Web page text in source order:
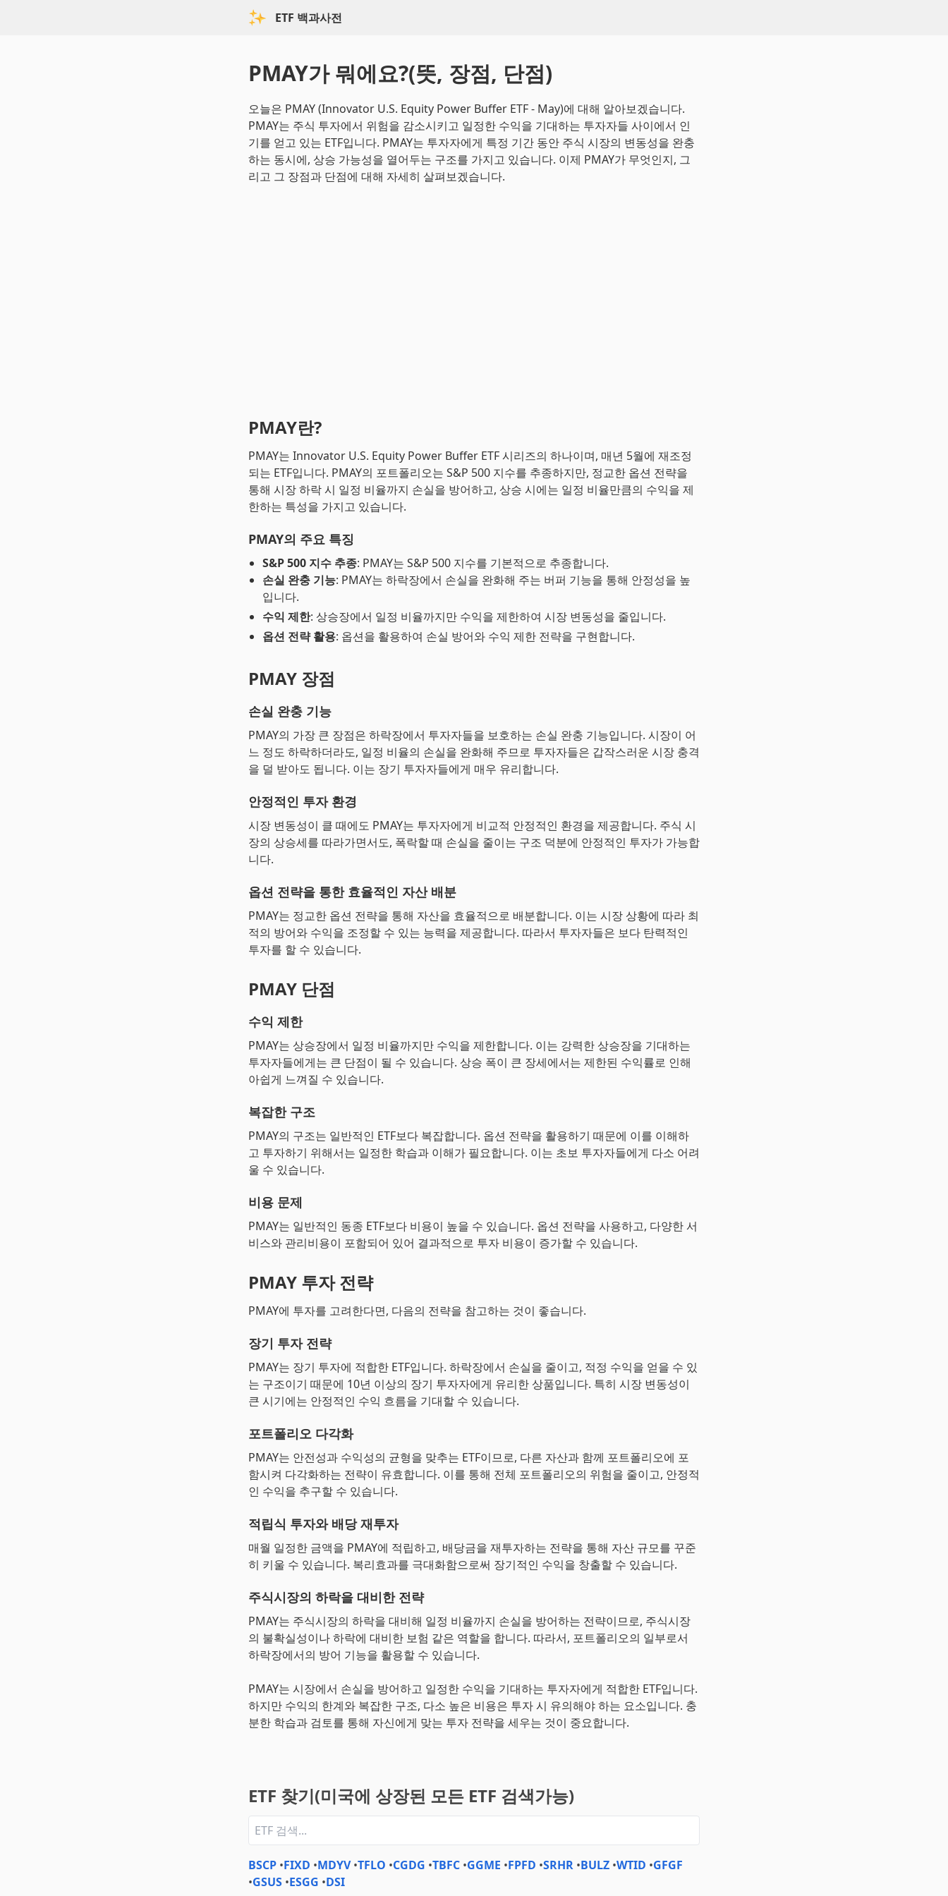
ETF 백과사전
PMAY가 뭐에요?(뜻, 장점, 단점)
오늘은 PMAY (Innovator U.S. Equity Power Buffer ETF - May)에 대해 알아보겠습니다.
PMAY는 주식 투자에서 위험을 감소시키고 일정한 수익을 기대하는 투자자들 사이에서 인
기를 얻고 있는 ETF입니다. PMAY는 투자자에게 특정 기간 동안 주식 시장의 변동성을 완충
하는 동시에, 상승 가능성을 열어두는 구조를 가지고 있습니다. 이제 PMAY가 무엇인지, 그
리고 그 장점과 단점에 대해 자세히 살펴보겠습니다.
PMAY란?
PMAY는 Innovator U.S. Equity Power Buffer ETF 시리즈의 하나이며, 매년 5월에 재조정
되는 ETF입니다. PMAY의 포트폴리오는 S&P 500 지수를 추종하지만, 정교한 옵션 전략을
통해 시장 하락 시 일정 비율까지 손실을 방어하고, 상승 시에는 일정 비율만큼의 수익을 제
한하는 특성을 가지고 있습니다.
PMAY의 주요 특징
S&P 500 지수 추종: PMAY는 S&P 500 지수를 기본적으로 추종합니다.
손실 완충 기능: PMAY는 하락장에서 손실을 완화해 주는 버퍼 기능을 통해 안정성을 높
입니다.
수익 제한: 상승장에서 일정 비율까지만 수익을 제한하여 시장 변동성을 줄입니다.
옵션 전략 활용: 옵션을 활용하여 손실 방어와 수익 제한 전략을 구현합니다.
PMAY 장점
손실 완충 기능
PMAY의 가장 큰 장점은 하락장에서 투자자들을 보호하는 손실 완충 기능입니다. 시장이 어
느 정도 하락하더라도, 일정 비율의 손실을 완화해 주므로 투자자들은 갑작스러운 시장 충격
을 덜 받아도 됩니다. 이는 장기 투자자들에게 매우 유리합니다.
안정적인 투자 환경
시장 변동성이 클 때에도 PMAY는 투자자에게 비교적 안정적인 환경을 제공합니다. 주식 시
장의 상승세를 따라가면서도, 폭락할 때 손실을 줄이는 구조 덕분에 안정적인 투자가 가능합
니다.
옵션 전략을 통한 효율적인 자산 배분
PMAY는 정교한 옵션 전략을 통해 자산을 효율적으로 배분합니다. 이는 시장 상황에 따라 최
적의 방어와 수익을 조정할 수 있는 능력을 제공합니다. 따라서 투자자들은 보다 탄력적인
투자를 할 수 있습니다.
PMAY 단점
수익 제한
PMAY는 상승장에서 일정 비율까지만 수익을 제한합니다. 이는 강력한 상승장을 기대하는
투자자들에게는 큰 단점이 될 수 있습니다. 상승 폭이 큰 장세에서는 제한된 수익률로 인해
아쉽게 느껴질 수 있습니다.
복잡한 구조
PMAY의 구조는 일반적인 ETF보다 복잡합니다. 옵션 전략을 활용하기 때문에 이를 이해하
고 투자하기 위해서는 일정한 학습과 이해가 필요합니다. 이는 초보 투자자들에게 다소 어려
울 수 있습니다.
비용 문제
PMAY는 일반적인 동종 ETF보다 비용이 높을 수 있습니다. 옵션 전략을 사용하고, 다양한 서
비스와 관리비용이 포함되어 있어 결과적으로 투자 비용이 증가할 수 있습니다.
PMAY 투자 전략
PMAY에 투자를 고려한다면, 다음의 전략을 참고하는 것이 좋습니다.
장기 투자 전략
PMAY는 장기 투자에 적합한 ETF입니다. 하락장에서 손실을 줄이고, 적정 수익을 얻을 수 있
는 구조이기 때문에 10년 이상의 장기 투자자에게 유리한 상품입니다. 특히 시장 변동성이
큰 시기에는 안정적인 수익 흐름을 기대할 수 있습니다.
포트폴리오 다각화
PMAY는 안전성과 수익성의 균형을 맞추는 ETF이므로, 다른 자산과 함께 포트폴리오에 포
함시켜 다각화하는 전략이 유효합니다. 이를 통해 전체 포트폴리오의 위험을 줄이고, 안정적
인 수익을 추구할 수 있습니다.
적립식 투자와 배당 재투자
매월 일정한 금액을 PMAY에 적립하고, 배당금을 재투자하는 전략을 통해 자산 규모를 꾸준
히 키울 수 있습니다. 복리효과를 극대화함으로써 장기적인 수익을 창출할 수 있습니다.
주식시장의 하락을 대비한 전략
PMAY는 주식시장의 하락을 대비해 일정 비율까지 손실을 방어하는 전략이므로, 주식시장
의 불확실성이나 하락에 대비한 보험 같은 역할을 합니다. 따라서, 포트폴리오의 일부로서
하락장에서의 방어 기능을 활용할 수 있습니다.
PMAY는 시장에서 손실을 방어하고 일정한 수익을 기대하는 투자자에게 적합한 ETF입니다.
하지만 수익의 한계와 복잡한 구조, 다소 높은 비용은 투자 시 유의해야 하는 요소입니다. 충
분한 학습과 검토를 통해 자신에게 맞는 투자 전략을 세우는 것이 중요합니다.
ETF 찾기(미국에 상장된 모든 ETF 검색가능)
BSCP •FIXD •MDYV •TFLO •CGDG •TBFC •GGME •FPFD •SRHR •BULZ •WTID •GFGF
•GSUS •ESGG •DSI